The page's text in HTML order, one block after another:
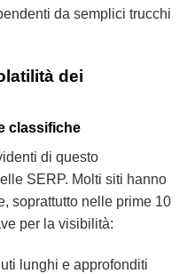
da semplici trucchi
dei
classifiche
di questo
SERP. Molti siti hanno
soprattutto nelle prime 10
per la visibilità:
lunghi e approfonditi